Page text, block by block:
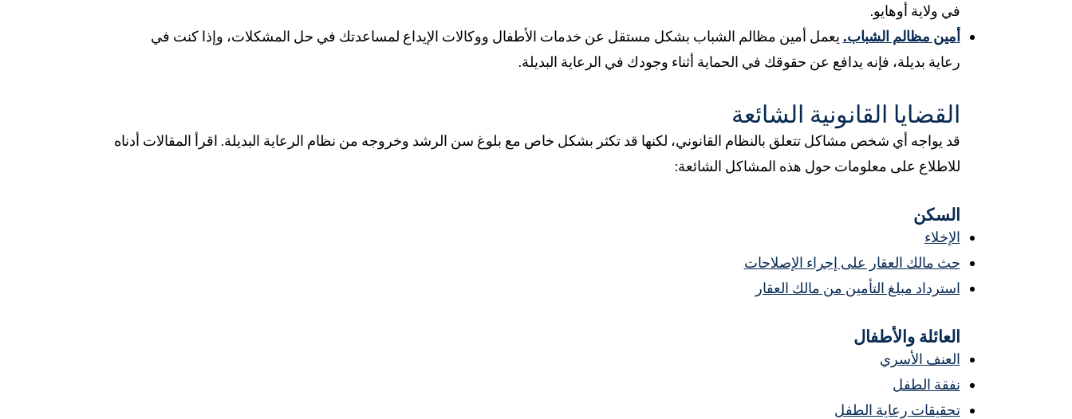
في ولاية أوهايو.
أمين مظالم الشباب. يعمل أمين مظالم الشباب بشكل مستقل عن خدمات الأطفال ووكالات الإيداع لمساعدتك في حل المشكلات، وإذا كنت في
رعاية بديلة، فإنه يدافع عن حقوقك في الحماية أثناء وجودك في الرعاية البديلة.
القضايا القانونية الشائعة
قد يواجه أي شخص مشاكل تتعلق بالنظام القانوني، لكنها قد تكثر بشكل خاص مع بلوغ سن الرشد وخروجه من نظام الرعاية البديلة. اقرأ المقالات أدناه
للاطلاع على معلومات حول هذه المشاكل الشائعة:
السكن
الإخلاء
حث مالك العقار على إجراء الإصلاحات
استرداد مبلغ التأمين من مالك العقار
العائلة والأطفال
العنف الأسري
نفقة الطفل
تحقيقات رعاية الطفل